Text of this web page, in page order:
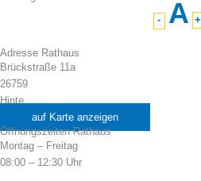
-
A +
Adresse Rathaus
Brückstraße 11a
26759
Hinte
auf Karte anzeigen
Öffnungszeiten Rathaus
Montag – Freitag
08:00 – 12:30 Uhr